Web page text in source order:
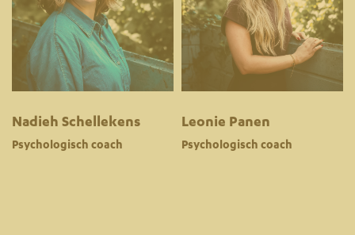
Nadieh Schellekens
Psychologisch coach
Leonie Panen
Psychologisch coach